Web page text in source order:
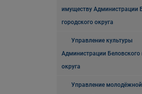
имуществу Администрации
городского округа
Управление культуры
Администрации Беловского
округа
Управление